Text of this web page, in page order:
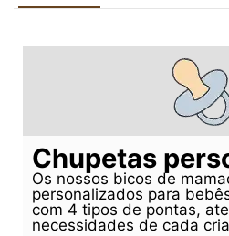
Chupetas
Os nossos bicos de
personalizados para
com 4 tipos de pontas,
necessidades de cada